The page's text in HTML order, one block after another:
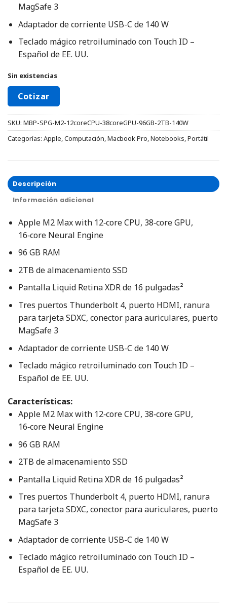
MagSafe 3
Adaptador de corriente USB-C de 140 W
Teclado mágico retroiluminado con Touch ID –
Español de EE. UU.
Sin existencias
Cotizar
SKU: MBP-SPG-M2-12coreCPU-38coreGPU-96GB-2TB-140W
Categorías: Apple,Computación,Macbook Pro,Notebooks,Portátil
Descripción
Información adicional
Apple M2 Max with 12‑core CPU, 38‑core GPU,
16‑core Neural Engine
96 GB RAM
2TB de almacenamiento SSD
Pantalla Liquid Retina XDR de 16 pulgadas²
Tres puertos Thunderbolt 4, puerto HDMI, ranura
para tarjeta SDXC, conector para auriculares, puerto
MagSafe 3
Adaptador de corriente USB-C de 140 W
Teclado mágico retroiluminado con Touch ID –
Español de EE. UU.
Características:
Apple M2 Max with 12‑core CPU, 38‑core GPU,
16‑core Neural Engine
96 GB RAM
2TB de almacenamiento SSD
Pantalla Liquid Retina XDR de 16 pulgadas²
Tres puertos Thunderbolt 4, puerto HDMI, ranura
para tarjeta SDXC, conector para auriculares, puerto
MagSafe 3
Adaptador de corriente USB-C de 140 W
Teclado mágico retroiluminado con Touch ID –
Español de EE. UU.